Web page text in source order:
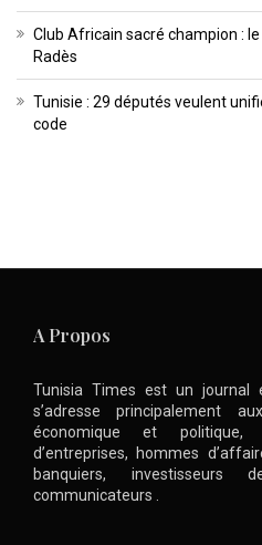
Club Africain sacré champion :
Radès
Tunisie : 29 députés veulent
code
A Propos
Tunisia Times est un journal
s’adresse principalement
économique et politique,
d’entreprises, hommes
banquiers,
communicateurs .